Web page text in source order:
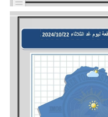
المرحلة المتوسطة
المرحلة الاعدادية
مواضيع انشاء
المرحلة الابتدائية
المرحلة المتوسطة